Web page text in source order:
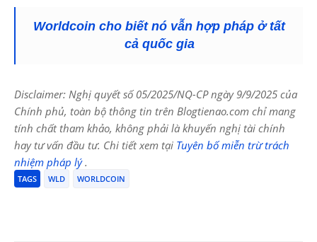
Worldcoin cho biết nó vẫn hợp pháp ở tất
cả quốc gia
Disclaimer: Nghị quyết số 05/2025/NQ-CP ngày 9/9/2025 của
Chính phủ, toàn bộ thông tin trên Blogtienao.com chỉ mang
tính chất tham khảo, không phải là khuyến nghị tài chính
hay tư vấn đầu tư. Chi tiết xem tại Tuyên bố miễn trừ trách
nhiệm pháp lý.
TAGS WLD WORLDCOIN